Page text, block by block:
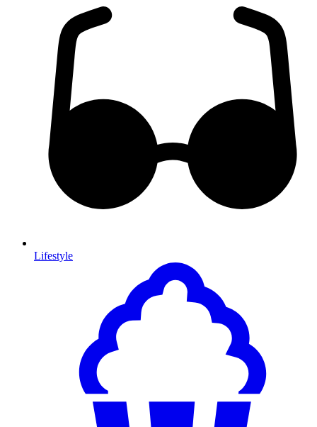
Lifestyle